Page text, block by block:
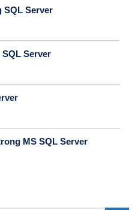
SQL Server
Server
MS SQL Server